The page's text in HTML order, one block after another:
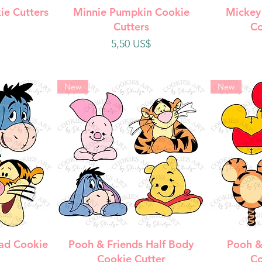
Cutters Vista rápida
Minnie Pumpkin Cookie
Cutters
Precio
5,50 US$
Cookie
Vista rápida
New
Pooh & Friends Half Body
Cookie Cutter
New
Pooh